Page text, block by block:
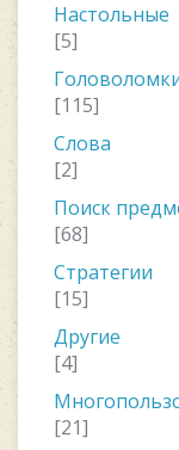
Настольные
[5]
[115]
Слова
[2]
Поиск
[68]
Стратегии
[15]
Другие
[4]
[21]